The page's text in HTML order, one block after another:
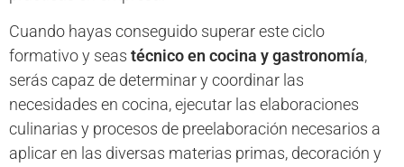
Cuando hayas conseguido superar este ciclo
formativo y seas técnico en cocina y gastronomía,
serás capaz de determinar y coordinar las
necesidades en cocina, ejecutar las elaboraciones
culinarias y procesos de preelaboración necesarios a
aplicar en las diversas materias primas, decoración y